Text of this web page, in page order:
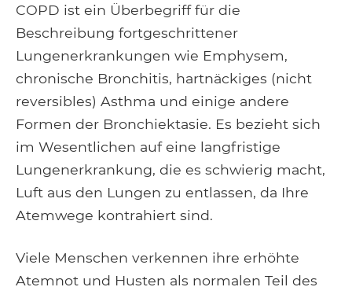
COPD ist ein Überbegriff für die
Beschreibung fortgeschrittener
Lungenerkrankungen wie Emphysem,
chronische Bronchitis, hartnäckiges (nicht
reversibles) Asthma und einige andere
Formen der Bronchiektasie. Es bezieht sich
im Wesentlichen auf eine langfristige
Lungenerkrankung, die es schwierig macht,
Luft aus den Lungen zu entlassen, da Ihre
Atemwege kontrahiert sind.
Viele Menschen verkennen ihre erhöhte
Atemnot und Husten als normalen Teil des